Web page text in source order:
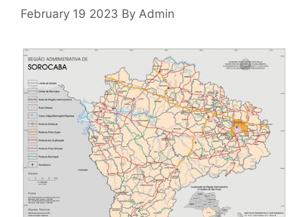
February 19 2023 By Admin